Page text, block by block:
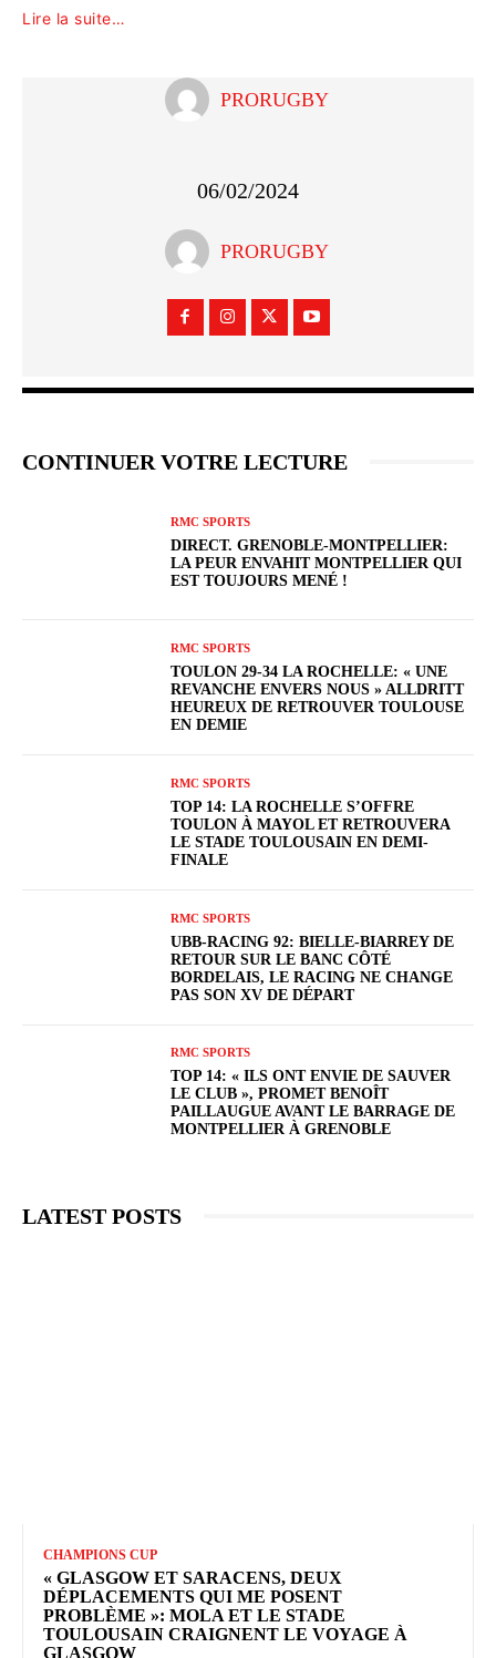
Lire la suite…
PRORUGBY
06/02/2024
PRORUGBY
CONTINUER VOTRE LECTURE
RMC SPORTS
DIRECT. GRENOBLE-MONTPELLIER:
LA PEUR ENVAHIT MONTPELLIER QUI
EST TOUJOURS MENÉ !
RMC SPORTS
TOULON 29-34 LA ROCHELLE: « UNE
REVANCHE ENVERS NOUS » ALLDRITT
HEUREUX DE RETROUVER TOULOUSE
EN DEMIE
RMC SPORTS
TOP 14: LA ROCHELLE S’OFFRE
TOULON À MAYOL ET RETROUVERA
LE STADE TOULOUSAIN EN DEMI-
FINALE
RMC SPORTS
UBB-RACING 92: BIELLE-BIARREY DE
RETOUR SUR LE BANC CÔTÉ
BORDELAIS, LE RACING NE CHANGE
PAS SON XV DE DÉPART
RMC SPORTS
TOP 14: « ILS ONT ENVIE DE SAUVER
LE CLUB », PROMET BENOÎT
PAILLAUGUE AVANT LE BARRAGE DE
MONTPELLIER À GRENOBLE
LATEST POSTS
CHAMPIONS CUP
« GLASGOW ET SARACENS, DEUX
DÉPLACEMENTS QUI ME POSENT
PROBLÈME »: MOLA ET LE STADE
TOULOUSAIN CRAIGNENT LE VOYAGE À
GLASGOW